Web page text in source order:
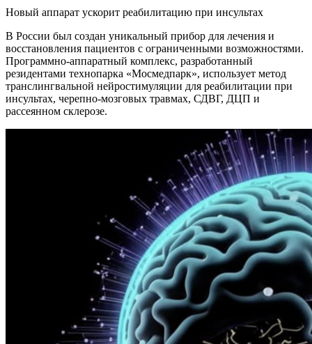
Новый аппарат ускорит реабилитацию при инсультах
В России был создан уникальный прибор для лечения и
восстановления пациентов с ограниченными возможностями.
Программно-аппаратный комплекс, разработанный
резидентами технопарка «Мосмедпарк», использует метод
транслингвальной нейростимуляции для реабилитации при
инсультах, черепно-мозговых травмах, СДВГ, ДЦП и
рассеянном склерозе.